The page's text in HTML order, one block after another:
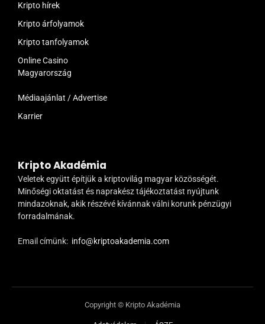
Kripto hírek
Kripto árfolyamok
Kripto tanfolyamok
Online Casino
Magyarország
Médiaajánlat / Advertise
Karrier
Kripto Akadémia
Veletek együtt építjük a kriptovilág magyar közösségét.
Minőségi oktatást és naprakész tájékoztatást nyújtunk
mindazoknak, akik részévé kívánnak válni korunk pénzügyi
forradalmának.
Email címünk: info@kriptoakademia.com
Copyright © Kripto Akadémia